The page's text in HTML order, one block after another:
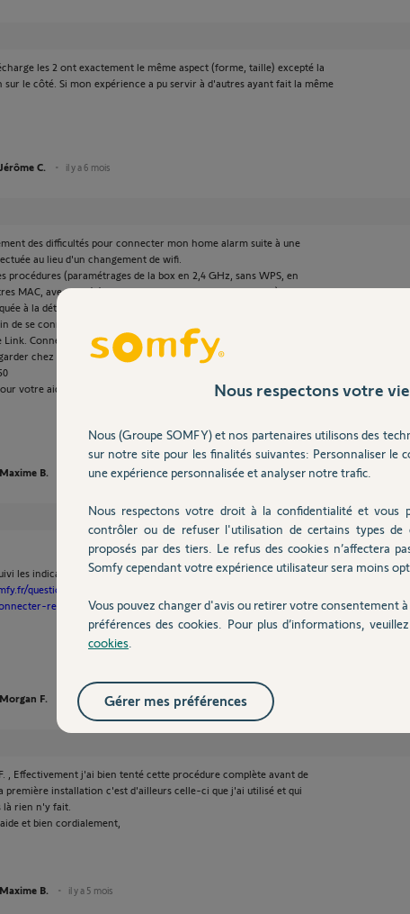
les 2 ont exactement le même aspect (forme, taille) excepté la
sur le côté. Si mon expérience a pu servir à d'autres ayant fait la même
Jérôme C. il y a 6 mois
des difficultés pour connecter mon home alarm suite à une
au lieu d'un changement de wifi.
procédures (paramétrages de la box en 2,4 GHz, sans WPS, en
MAC, avec un téléphone en partage de connexion etc...) mais la
à la détection du cloud par le link avec le message suivant :
de se connecter. Cette étape peut prendre quelques minutes. Ne
Link. Connexion au cloud somfy."
chez vous s'il vous plaît ? Le numéro de mon link est le
votre aide.
Maxime B. il y a 5 mois
les indications mentionnées dans cette FAQ :
questions/2227246-faq-somfy-protect-arrive-reinstaller-link-
reseau-wifi
Morgan F. il y a 5 mois
, Effectivement j'ai bien tenté cette procédure complète avant de
première installation c'est d'ailleurs celle-ci que j'ai utilisé et qui
rien n'y fait.
et bien cordialement,
Maxime B. il y a 5 mois
Nous respectons votre
Nous (Groupe SOMFY) et nos partenaires utilisons des
sur notre site pour les finalités suivantes: Personnaliser le
une expérience personnalisée et analyser notre trafic.
Nous respectons votre droit à la confidentialité et vous
contrôler ou de refuser l'utilisation de certains types de
proposés par des tiers. Le refus des cookies n’affectera
Somfy cependant votre expérience utilisateur sera moins
Vous pouvez changer d'avis ou retirer votre consentement
préférences des cookies. Pour plus d’informations,
cookies
Gérer mes préférences